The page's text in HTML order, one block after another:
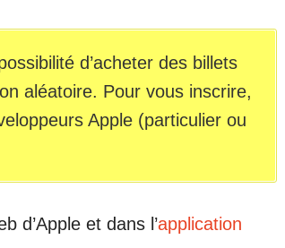
d’acheter des billets
aléatoire. Pour vous inscrire,
Apple (particulier ou
d’Apple et dans l’application